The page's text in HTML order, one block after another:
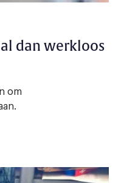
dan werkloos
om